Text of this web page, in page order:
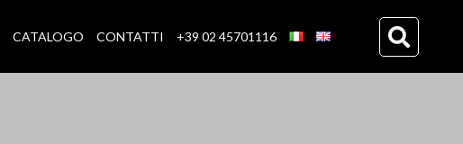
CATALOGO CONTATTI +39 02 45701116